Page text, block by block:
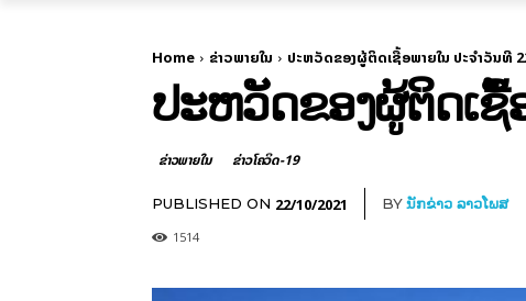
Home ຂ່າວພາຍ​ໃນ ປະຫວັດຂອງຜູ້ຕິດເຊື້ອພາຍໃນ ປະຈໍາວັນທີ
ປະຫວັດຂອງຜູ້ຕິດເຊື້
ຂ່າວພາຍ​ໃນ ຂ່າວໂຄວິດ-19
PUBLISHED ON 22/10/2021 BYນັກຂ່າວ ລາວໂພສ
1514